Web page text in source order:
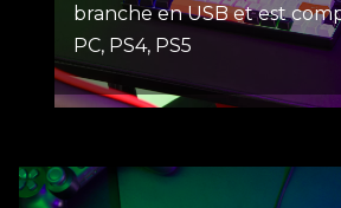
branche en USB et est
PC, PS4, PS5